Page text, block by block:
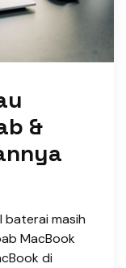
&
baterai masih
MacBook
di